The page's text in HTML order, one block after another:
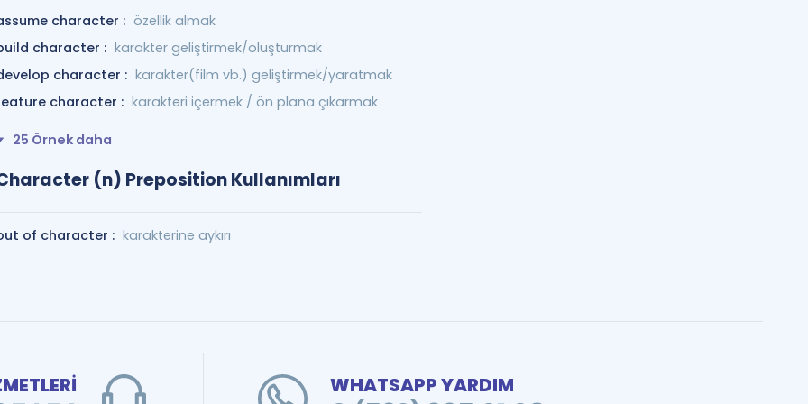
character : özellik almak
character : karakter geliştirmek/oluşturmak
character : karakter(film vb.) geliştirmek/yaratmak
character : karakteri içermek / ön plana çıkarmak
25 Örnek daha
(n) Preposition Kullanımları
of character : karakterine aykırı
WHATSAPP YARDIM